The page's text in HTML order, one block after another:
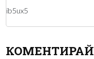
ib5ux5
КОМЕНТИРАЙ